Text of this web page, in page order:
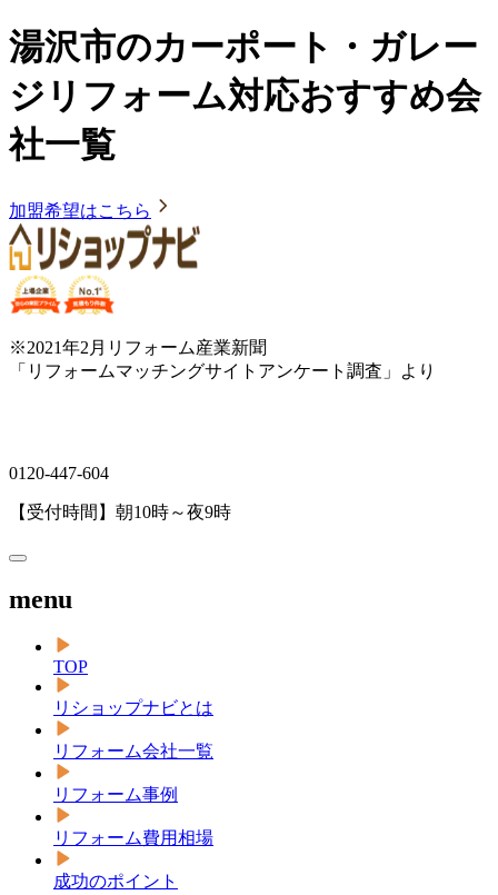
湯沢市のカーポート・ガレー
ジリフォーム対応おすすめ会
社一覧
加盟希望はこちら
※2021年2月リフォーム産業新聞
「リフォームマッチングサイトアンケート調査」より
0120-447-604
【受付時間】朝10時～夜9時
menu
TOP
リショップナビとは
リフォーム会社一覧
リフォーム事例
リフォーム費用相場
成功のポイント